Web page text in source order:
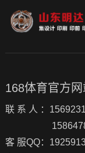
168体育官方
联 系 人 ：
客 服QQ：